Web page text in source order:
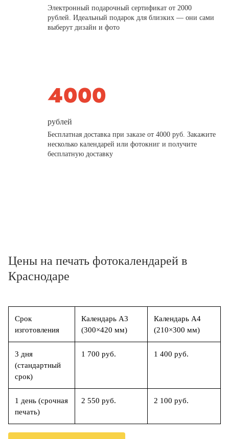
Электронный подарочный сертификат от 2000
рублей. Идеальный подарок для близких — они сами
выберут дизайн и фото
рублей
Бесплатная доставка при заказе от 4000 руб. Закажите
несколько календарей или фотокниг и получите
бесплатную доставку
Цены на печать фотокалендарей в
Краснодаре
Срок
изготовления
Календарь А3
(300×420 мм)
Календарь А4
(210×300 мм)
3 дня
(стандартный
срок)
1 700 руб. 1 400 руб.
1 день (срочная
печать)
2 550 руб. 2 100 руб.